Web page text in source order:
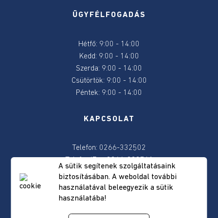
egyesületek
részére
ÜGYFÉLFOGADÁS
Hétfő: 9:00 - 14:00
Kedd: 9:00 - 14:00
Szerda: 9:00 - 14:00
Csütörtök: 9:00 - 14:00
Péntek: 9:00 - 14:00
KAPCSOLAT
Telefon: 0266-332502
E-mail:primaria@sancraieni.ro
POSTAI CÍM
A sütik segítenek szolgáltatásaink
biztosításában. A weboldal további
használatával beleegyezik a sütik
használatába!